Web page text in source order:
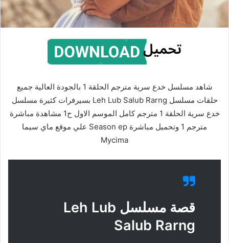
شاهد مسلسل خدع سرية مترجم الحلقة 1 بالجودة العالية جميع
حلقات مسلسل Leh Lub Salub Rarng بسيرفرات كثيرة مسلسل
خدع سرية الحلقة 1 مترجم كامل الموسم الاول ح1 مشاهدة مباشرة
مترجم 1 وتحميل مباشرة Season ep علي موقع ماي سيما
Mycima
قصة مسلسل Leh Lub
Salub Rarng